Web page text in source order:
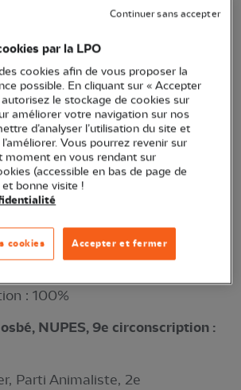
NUPES, 3e circonscription :
NUPES, 2e circonscription :
NUPES, 8e circonscription :
Fillon, NUPES, 6e circonscription :
: 100%
NUPES, 9e circonscription :
Parti Animaliste, 2e
par la LPO
cookies afin de vous proposer la
possible. En cliquant sur « Accepter
le stockage de cookies sur
améliorer votre navigation sur nos
d’analyser l’utilisation du site et
Vous pourrez revenir sur
moment en vous rendant sur
(accessible en bas de page de
bonne visite !
Accepter et fermer
cookies
Continuer sans accepter